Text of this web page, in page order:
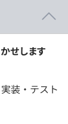
せします
装・テスト